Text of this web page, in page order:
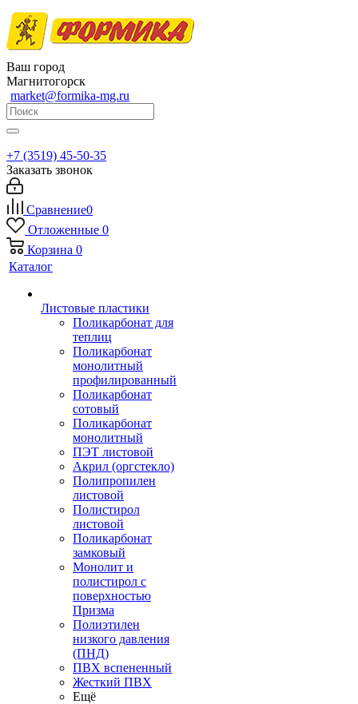
Ваш город
Магнитогорск
market@formika-mg.ru
+7 (3519) 45-50-35
Заказать звонок
Сравнение0
Отложенные 0
Корзина 0
Каталог
Листовые пластики
Поликарбонат для
теплиц
Поликарбонат
монолитный
профилированный
Поликарбонат
сотовый
Поликарбонат
монолитный
ПЭТ листовой
Акрил (оргстекло)
Полипропилен
листовой
Полистирол
листовой
Поликарбонат
замковый
Монолит и
полистирол с
поверхностью
Призма
Полиэтилен
низкого давления
(ПНД)
ПВХ вспененный
Жесткий ПВХ
Ещё